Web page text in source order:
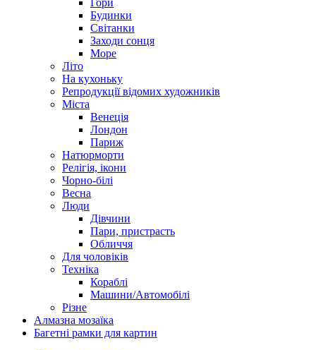
Гори
Будинки
Світанки
Заходи сонця
Море
Літо
На кухоньку
Репродукції відомих художників
Міста
Венеція
Лондон
Париж
Натюрморти
Релігія, ікони
Чорно-білі
Весна
Люди
Дівчини
Пари, пристрасть
Обличчя
Для чоловіків
Техніка
Кораблі
Машини/Автомобілі
Різне
Алмазна мозаїка
Багетні рамки для картин